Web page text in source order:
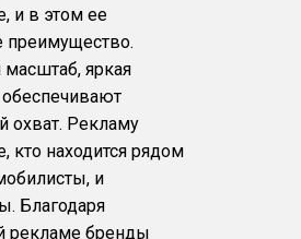
и в этом ее
преимущество.
яркая
обеспечивают
охват. Рекламу
кто находится рядом
и
Благодаря
рекламе бренды